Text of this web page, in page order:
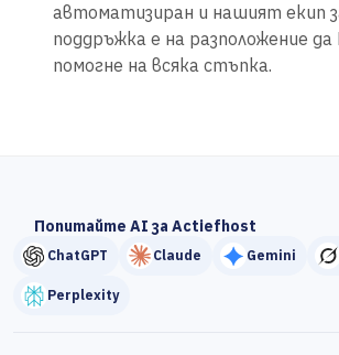
автоматизиран и нашият екип
поддръжка е на разположение да
помогне на всяка стъпка.
Попитайте AI за Actiefhost
ChatGPT Claude Gemini
Perplexity